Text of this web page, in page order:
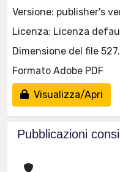
Versione: publisher's
Licenza: Licenza
Dimensione del file
Formato Adobe PDF
Visualizza/Apri
Pubblicazioni